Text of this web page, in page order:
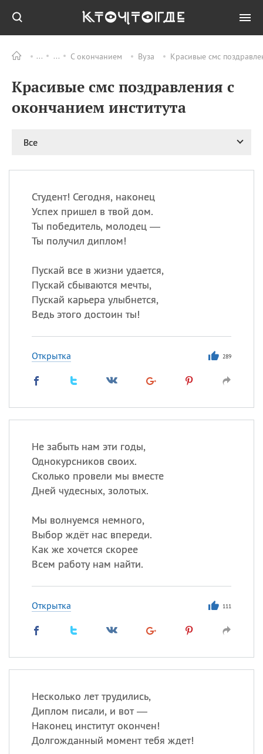
С окончанием Вуза Красивые смс
Красивые смс поздравления с
окончанием института
Все
Студент! Сегодня, наконец
Успех пришел в твой дом.
Ты победитель, молодец —
Ты получил диплом!
Пускай все в жизни удается,
Пускай сбываются мечты,
Пускай карьера улыбнется,
Ведь этого достоин ты!
Открытка 289
Не забыть нам эти годы,
Однокурсников своих.
Сколько провели мы вместе
Дней чудесных, золотых.
Мы волнуемся немного,
Выбор ждёт нас впереди.
Как же хочется скорее
Всем работу нам найти.
Открытка 111
Несколько лет трудились,
Диплом писали, и вот —
Наконец институт окончен!
Долгожданный момент тебя ждет!
ПРАЗДНИКИ Все
08.08 День «Счастье
случается» (Happiness
Happens Day)
великомученика
покровителя всех
09.08
ИМЕНА
Сегодня празднуют именины
Посмотреть значениеи
происхождение